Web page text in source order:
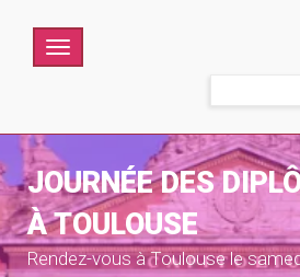
Menu
JOURNÉE DES
À TOULOUSE
Rendez-vous à Toulouse le